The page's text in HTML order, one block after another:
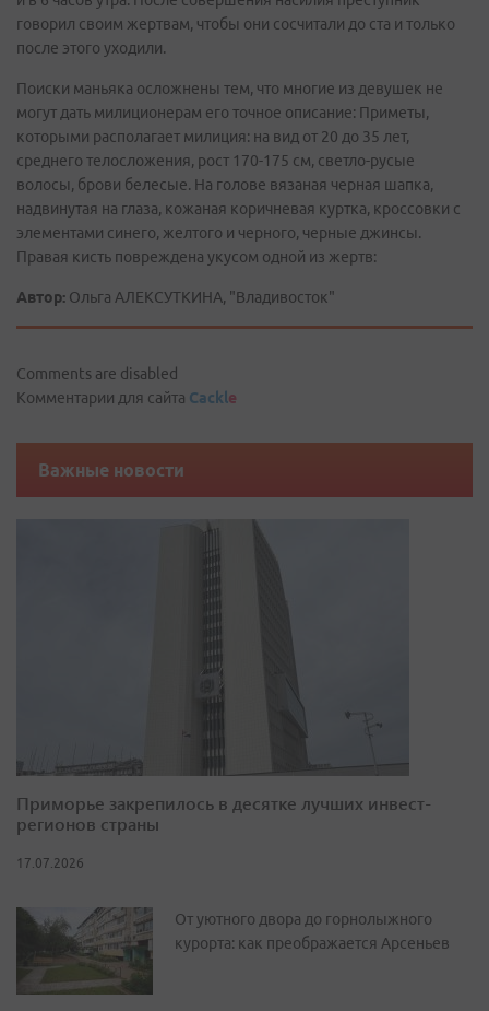
говорил своим жертвам, чтобы они сосчитали до ста и только
после этого уходили.
Поиски маньяка осложнены тем, что многие из девушек не
могут дать милиционерам его точное описание: Приметы,
которыми располагает милиция: на вид от 20 до 35 лет,
среднего телосложения, рост 170-175 см, светло-русые
волосы, брови белесые. На голове вязаная черная шапка,
надвинутая на глаза, кожаная коричневая куртка, кроссовки с
элементами синего, желтого и черного, черные джинсы.
Правая кисть повреждена укусом одной из жертв:
Автор: Ольга АЛЕКСУТКИНА, "Владивосток"
Comments are disabled
Комментарии для сайта Cackle
Важные новости
Приморье закрепилось в десятке лучших инвест-
регионов страны
17.07.2026
От уютного двора до горнолыжного
курорта: как преображается Арсеньев